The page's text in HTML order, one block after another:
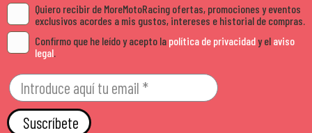
Quiero recibir de MoreMotoRacing ofertas, promociones y eventos
exclusivos acordes a mis gustos, intereses e historial de compras.
Confirmo que he leído y acepto la política de privacidady el aviso
legal.
Suscríbete